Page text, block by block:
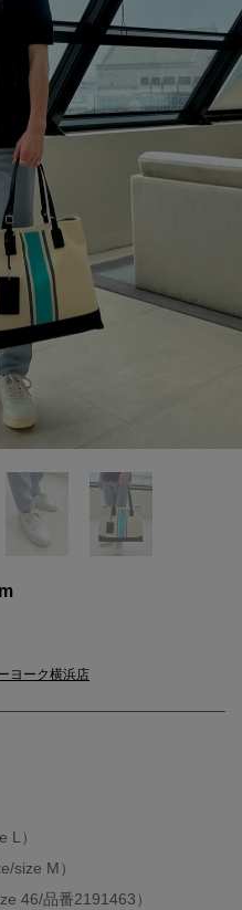
ヨーク横浜店
L）
size M）
46/品番2191463）